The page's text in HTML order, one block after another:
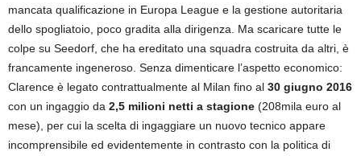
mancata qualificazione in Europa League e la gestione autoritaria
dello spogliatoio, poco gradita alla dirigenza. Ma scaricare tutte le
colpe su Seedorf, che ha ereditato una squadra costruita da altri, è
francamente ingeneroso. Senza dimenticare l’aspetto economico:
Clarence è legato contrattualmente al Milan fino al 30 giugno 2016
con un ingaggio da 2,5 milioni netti a stagione (208mila euro al
mese), per cui la scelta di ingaggiare un nuovo tecnico appare
incomprensibile ed evidentemente in contrasto con la politica di